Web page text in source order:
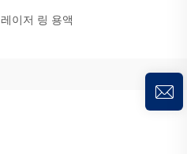
레이저 링 용액